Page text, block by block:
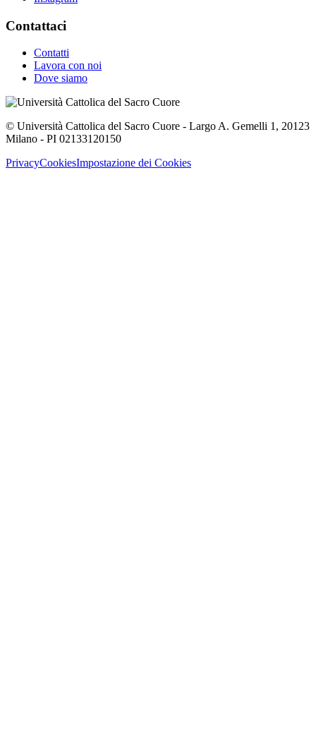
Contattaci
Contatti
Lavora con noi
Dove siamo
© Università Cattolica del Sacro Cuore - Largo A. Gemelli 1, 20123
Milano - PI 02133120150
PrivacyCookiesImpostazione dei Cookies